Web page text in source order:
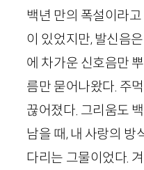
백년 만의 폭설이라
이 있었지만, 발신음
에 차가운 신호음만
름만 묻어나왔다. 주
끊어졌다. 그리움도
남을 때, 내 사랑의 방
다리는 그물이었다.